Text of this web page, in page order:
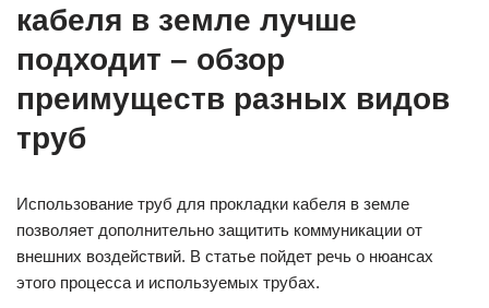
кабеля в земле лучше
подходит – обзор
преимуществ разных видов
труб
Использование труб для прокладки кабеля в земле
позволяет дополнительно защитить коммуникации от
внешних воздействий. В статье пойдет речь о нюансах
этого процесса и используемых трубах.